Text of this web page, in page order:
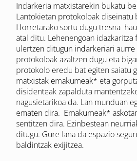
Indarkeria matxistarekin bukatu
Lantokietan protokoloak diseinatu
Horretarako sortu dugu tresna
atal ditu. Lehenengoan
ulertzen ditugun indarkeriari
protokoloak azaltzen dugu eta
protokolo eredu bat egiten saiatu
matxistak emakumeak* eta
disidenteak zapalduta
nagusietarikoa da. Lan munduan
ematen dira. Emakumeak*
sentitzen dira. Ezinbestean
ditugu. Gure lana da espazio
baldintzak exijitzea.